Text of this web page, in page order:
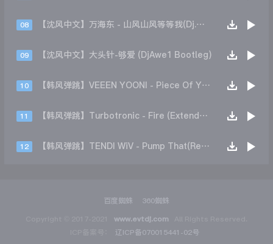
08 【沈风中文】万海东 - 山风山风等等我(Dj.阿洋 Extended Mix)
09 【沈风中文】大头针-够爱 (DjAwe1 Bootleg)
10 【韩风弹跳】VEEEN YOONI - Piece Of Your Heart (Remix)
11 【韩风弹跳】Turbotronic - Fire (Extended Mix)
12 【韩风弹跳】TENDI WiV - Pump That(Remix)
百度蜘蛛 360蜘蛛
www.evtdj.com
辽ICP备070015441-02号